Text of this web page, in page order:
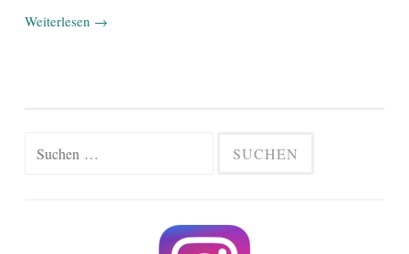
Weiterlesen →
Suchen